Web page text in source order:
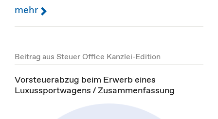
mehr
Beitrag aus Steuer Office Kanzlei-Edition
Vorsteuerabzug beim Erwerb eines
Luxussportwagens / Zusammenfassung